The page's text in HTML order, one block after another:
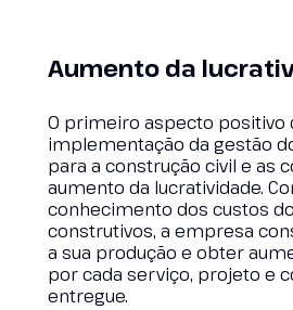
Aumento da
O primeiro aspecto positivo
implementação da gestão
para a construção civil e as
aumento da lucratividade.
conhecimento dos custos
construtivos, a empresa
a sua produção e obter
por cada serviço, projeto e
entregue.